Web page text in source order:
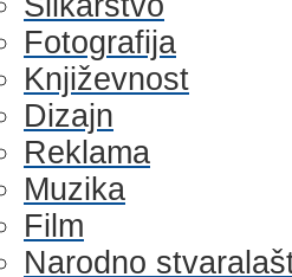
Fotografija
Književnost
Dizajn
Reklama
Muzika
Film
Narodno